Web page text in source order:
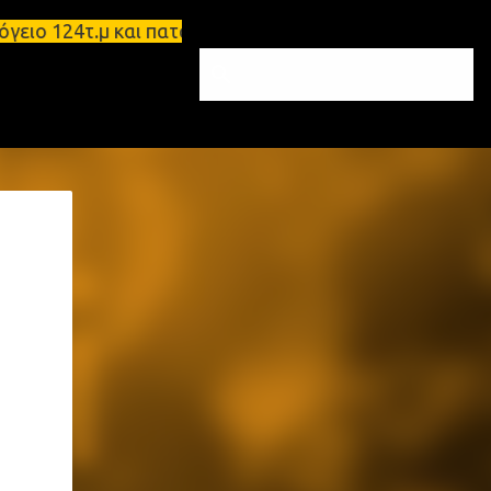
και πατάρι 48 τ.μ Σπάρτη -